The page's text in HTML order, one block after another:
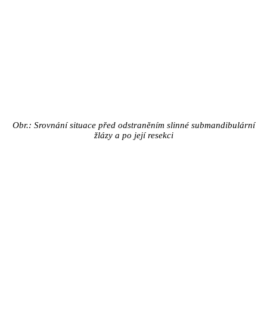
Obr.: Srovnání situace před odstraněním slinné submandibulární
žlázy a po její resekci